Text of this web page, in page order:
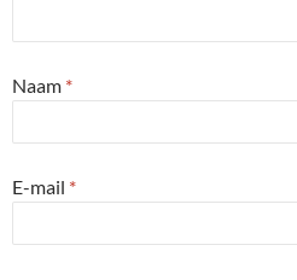
Naam *
E-mail *